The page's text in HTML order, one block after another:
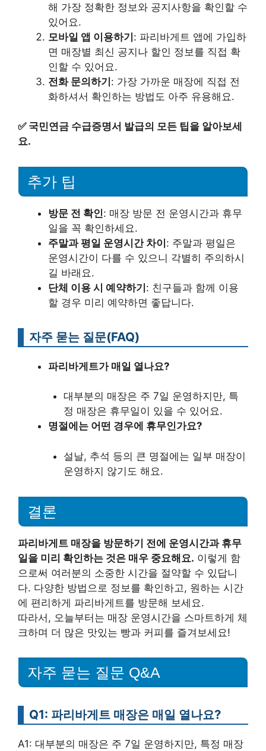
해 가장 정확한 정보와 공지사항을 확인할 수
있어요.
모바일 앱 이용하기: 파리바게트 앱에 가입하
면 매장별 최신 공지나 할인 정보를 직접 확
인할 수 있어요.
전화 문의하기: 가장 가까운 매장에 직접 전
화하셔서 확인하는 방법도 아주 유용해요.
✅ 국민연금 수급증명서 발급의 모든 팁을 알아보세
요.
추가 팁
방문 전 확인: 매장 방문 전 운영시간과 휴무
일을 꼭 확인하세요.
주말과 평일 운영시간 차이: 주말과 평일은
운영시간이 다를 수 있으니 각별히 주의하시
길 바래요.
단체 이용 시 예약하기: 친구들과 함께 이용
할 경우 미리 예약하면 좋답니다.
자주 묻는 질문(FAQ)
파리바게트가 매일 열나요?
대부분의 매장은 주 7일 운영하지만, 특
정 매장은 휴무일이 있을 수 있어요.
명절에는 어떤 경우에 휴무인가요?
설날, 추석 등의 큰 명절에는 일부 매장이
운영하지 않기도 해요.
결론
파리바게트 매장을 방문하기 전에 운영시간과 휴무
일을 미리 확인하는 것은 매우 중요해요. 이렇게 함
으로써 여러분의 소중한 시간을 절약할 수 있답니
다. 다양한 방법으로 정보를 확인하고, 원하는 시간
에 편리하게 파리바게트를 방문해 보세요.
따라서, 오늘부터는 매장 운영시간을 스마트하게 체
크하며 더 많은 맛있는 빵과 커피를 즐겨보세요!
자주 묻는 질문 Q&A
Q1: 파리바게트 매장은 매일 열나요?
A1: 대부분의 매장은 주 7일 운영하지만, 특정 매장